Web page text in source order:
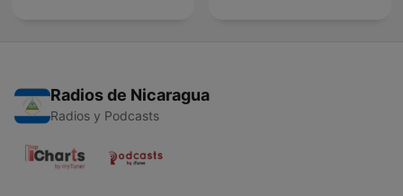
Radios de Nicaragua
Radios y Podcasts